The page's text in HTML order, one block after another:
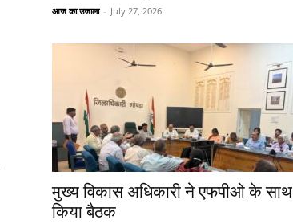
आज का उजाला - July 27, 2026
मुख्य विकास अधिकारी ने एफपीओ के साथ
किया बैठक